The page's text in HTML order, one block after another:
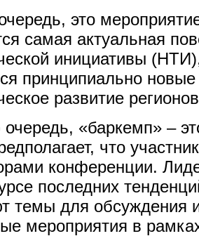
это
самая актуальная
инициативы
принципиально
развитие
«баркемп» –
что
конференции.
последних
темы для обсуждения
мероприятия в